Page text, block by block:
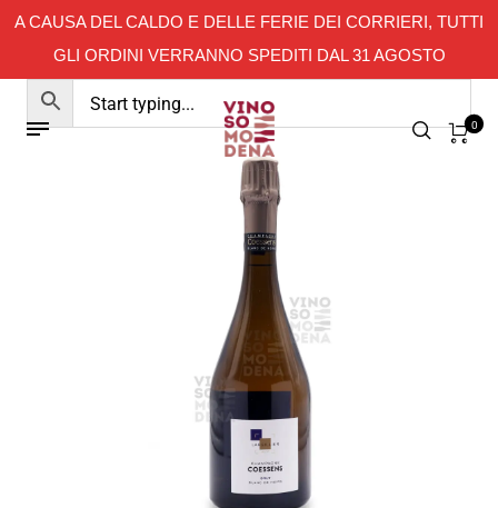
A CAUSA DEL CALDO E DELLE FERIE DEI CORRIERI, TUTTI
GLI ORDINI VERRANNO SPEDITI DAL 31 AGOSTO
0